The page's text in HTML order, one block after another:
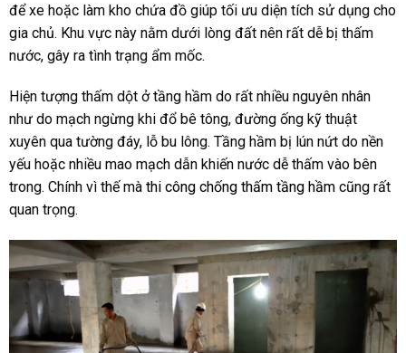
để xe hoặc làm kho chứa đồ giúp tối ưu diện tích sử dụng cho
gia chủ. Khu vực này nằm dưới lòng đất nên rất dễ bị thấm
nước, gây ra tình trạng ẩm mốc.
Hiện tượng thấm dột ở tầng hầm do rất nhiều nguyên nhân
như do mạch ngừng khi đổ bê tông, đường ống kỹ thuật
xuyên qua tường đáy, lỗ bu lông. Tầng hầm bị lún nứt do nền
yếu hoặc nhiều mao mạch dẫn khiến nước dễ thấm vào bên
trong. Chính vì thế mà thi công chống thấm tầng hầmcũng rất
quan trọng.